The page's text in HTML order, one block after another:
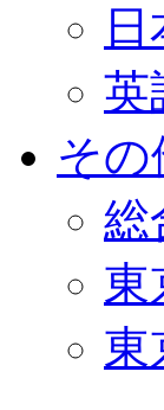
英
その
総
東
東